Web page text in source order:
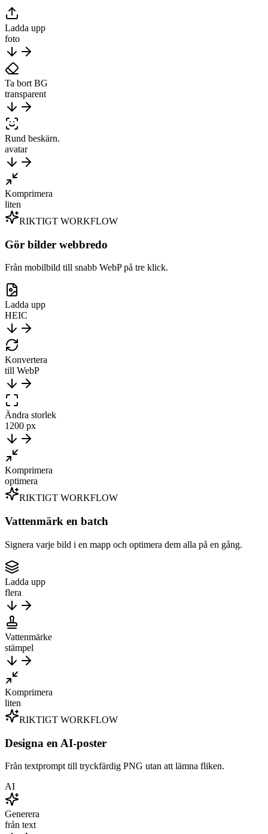
Ladda upp
foto
Ta bort BG
transparent
Rund beskärn.
avatar
Komprimera
liten
RIKTIGT WORKFLOW
Gör bilder webbredo
Från mobilbild till snabb WebP på tre klick.
Ladda upp
HEIC
Konvertera
till WebP
Ändra storlek
1200 px
Komprimera
optimera
RIKTIGT WORKFLOW
Vattenmärk en batch
Signera varje bild i en mapp och optimera dem alla på en gång.
Ladda upp
flera
Vattenmärke
stämpel
Komprimera
liten
RIKTIGT WORKFLOW
Designa en AI-poster
Från textprompt till tryckfärdig PNG utan att lämna fliken.
AI
Generera
från text